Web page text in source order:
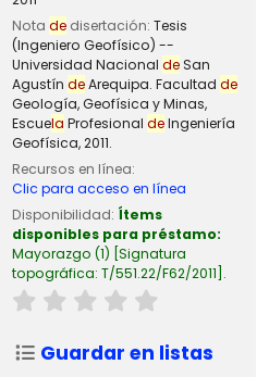
Nota dedisertación: Tesis
(Ingeniero Geofísico) --
Universidad Nacional deSan
Agustín deArequipa. Facultad de
Geología, Geofísica y Minas,
Escuela Profesional deIngeniería
Geofísica, 2011.
Recursos en línea:
Clic para acceso en línea
Disponibilidad: Ítems
disponibles para préstamo:
Mayorazgo (1) Signatura
topográfica: T/551.22/F62/2011 .
Guardar en listas